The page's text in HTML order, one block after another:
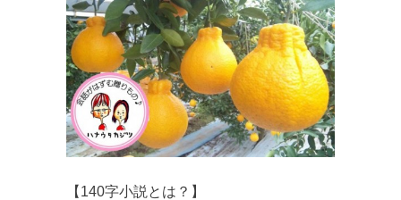
【140字小説とは？】